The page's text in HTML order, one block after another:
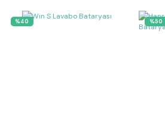
%40 %50